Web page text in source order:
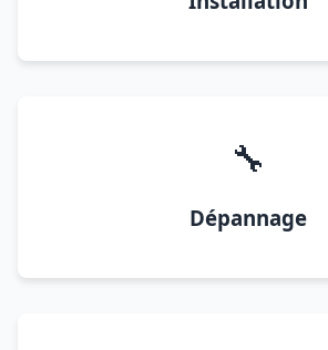
🔧
Dépannage